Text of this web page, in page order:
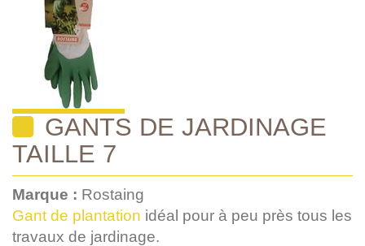
GANTS DE JARDINAGE
TAILLE 7
Marque : Rostaing
Gant de plantation idéal pour à peu près tous les
travaux de jardinage.